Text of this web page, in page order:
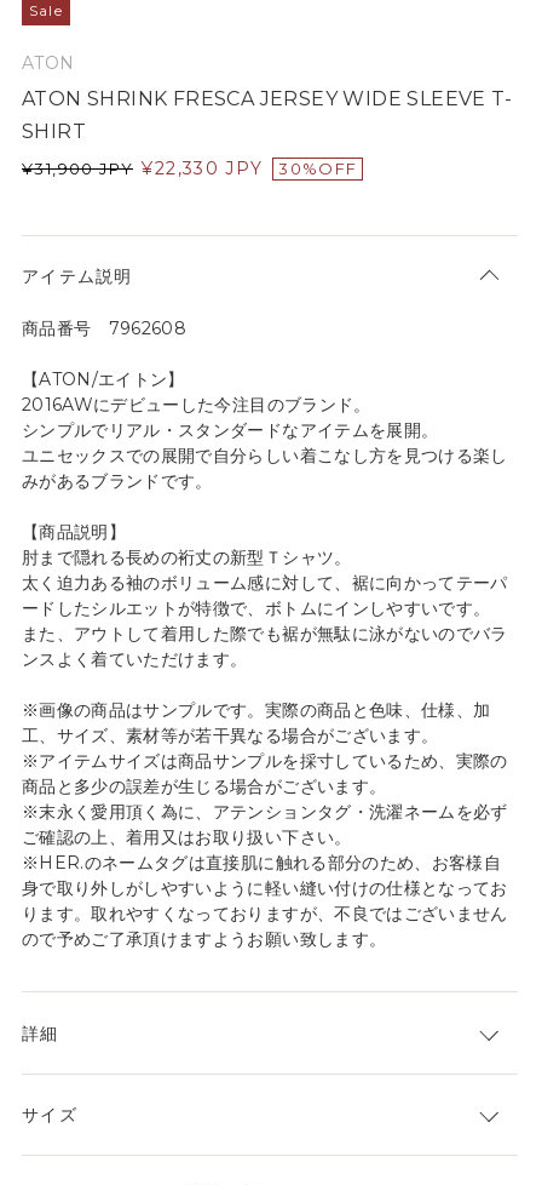
Sale
ATON
ATON SHRINK FRESCA JERSEY WIDE SLEEVE T-
SHIRT
¥31,900 JPY ¥22,330 JPY 30%OFF
アイテム説明
商品番号 7962608
【ATON/エイトン】
2016AWにデビューした今注目のブランド。
シンプルでリアル・スタンダードなアイテムを展開。
ユニセックスでの展開で自分らしい着こなし方を見つける楽し
みがあるブランドです。
【商品説明】
肘まで隠れる長めの裄丈の新型Ｔシャツ。
太く迫力ある袖のボリューム感に対して、裾に向かってテーパ
ードしたシルエットが特徴で、ボトムにインしやすいです。
また、アウトして着用した際でも裾が無駄に泳がないのでバラ
ンスよく着ていただけます。
※画像の商品はサンプルです。実際の商品と色味、仕様、加
工、サイズ、素材等が若干異なる場合がございます。
※アイテムサイズは商品サンプルを採寸しているため、実際の
商品と多少の誤差が生じる場合がございます。
※末永く愛用頂く為に、アテンションタグ・洗濯ネームを必ず
ご確認の上、着用又はお取り扱い下さい。
※HER.のネームタグは直接肌に触れる部分のため、お客様自
身で取り外しがしやすいように軽い縫い付けの仕様となってお
ります。取れやすくなっておりますが、不良ではございません
ので予めご了承頂けますようお願い致します。
詳細
サイズ